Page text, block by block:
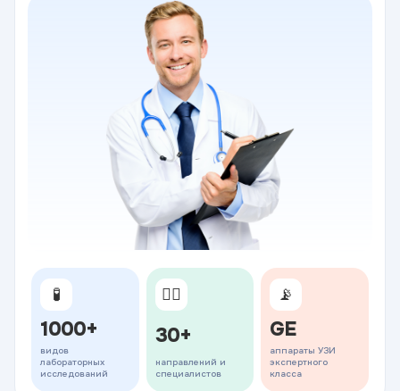
🧪
1000+
видов
лабораторных
исследований
👨‍⚕️
30+
направлений и
специалистов
📡
GE
аппараты УЗИ
экспертного
класса